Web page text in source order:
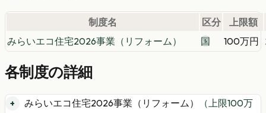
制度名 区分
上限額
みらいエコ住宅2026事業（リフォーム）
国 100万円
各制度の詳細
みらいエコ住宅2026事業（リフォーム） （上限100万